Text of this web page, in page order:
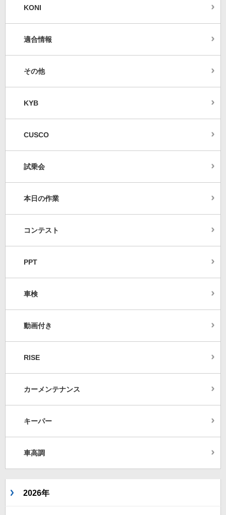
KONI
適合情報
その他
KYB
CUSCO
試乗会
本日の作業
コンテスト
PPT
車検
動画付き
RISE
カーメンテナンス
キーパー
車高調
2026年